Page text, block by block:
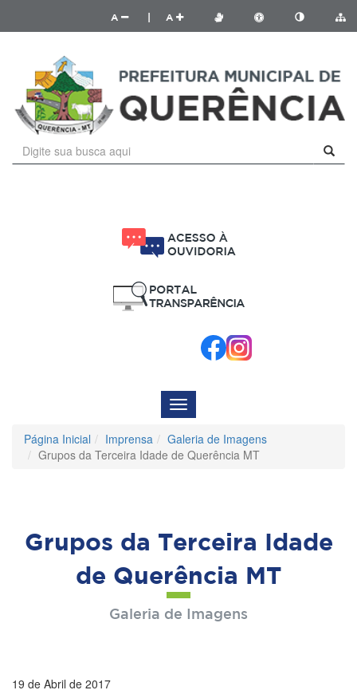
A A
Menu
de
Navegação
Página Inicial Imprensa
Galeria de Imagens
Grupos da Terceira Idade de Querência MT
Grupos da Terceira Idade
de Querência MT
Galeria de Imagens
19 de Abril de 2017